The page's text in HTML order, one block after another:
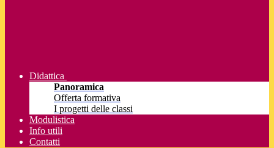
Didattica
Panoramica
Offerta formativa
I progetti delle classi
Modulistica
Info utili
Contatti